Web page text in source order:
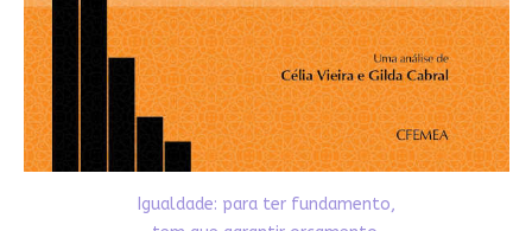
Igualdade: para ter fundamento,